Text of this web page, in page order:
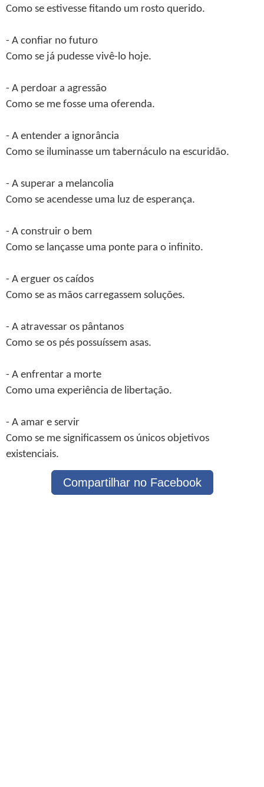
Como se estivesse fitando um rosto querido.
- A confiar no futuro
Como se já pudesse vivê-lo hoje.
- A perdoar a agressão
Como se me fosse uma oferenda.
- A entender a ignorância
Como se iluminasse um tabernáculo na escuridão.
- A superar a melancolia
Como se acendesse uma luz de esperança.
- A construir o bem
Como se lançasse uma ponte para o infinito.
- A erguer os caídos
Como se as mãos carregassem soluções.
- A atravessar os pântanos
Como se os pés possuíssem asas.
- A enfrentar a morte
Como uma experiência de libertação.
- A amar e servir
Como se me significassem os únicos objetivos
existenciais.
Compartilhar no Facebook